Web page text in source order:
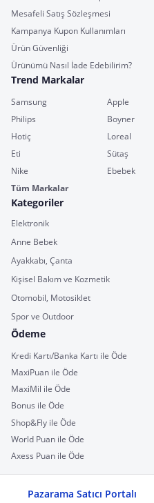
Mesafeli Satış Sözleşmesi
Kampanya Kupon Kullanımları
Ürün Güvenliği
Ürünümü Nasıl İade Edebilirim?
Trend Markalar
Samsung Apple
Philips
Boyner
Hotiç
Loreal
Eti
Sütaş
Nike
Ebebek
Tüm Markalar
Kategoriler
Elektronik
Anne Bebek
Ayakkabı, Çanta
Kişisel Bakım ve Kozmetik
Otomobil, Motosiklet
Spor ve Outdoor
Ödeme
Kredi Kartı/Banka Kartı ile Öde
MaxiPuan ile Öde
MaxiMil ile Öde
Bonus ile Öde
Shop&Fly ile Öde
World Puan ile Öde
Axess Puan ile Öde
Pazarama Satıcı Portalı